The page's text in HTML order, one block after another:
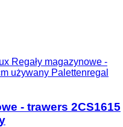
Regały magazynowe -
używany Palettenregal
- trawers 2CS1615